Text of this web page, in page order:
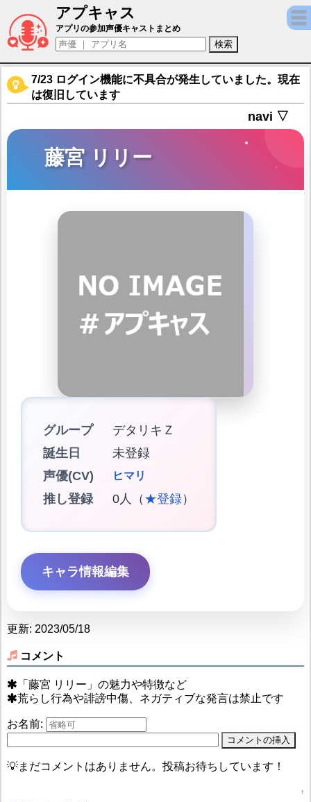
アプキャス
藤宮 リリー（声優：ヒマリ)【デタリキZ
アプリの参加声優キャストまとめ
7/23 ログイン機能に不具合が発生していました。現在
は復旧しています
navi ▽
藤宮 リリー
グループ
デタリキＺ
誕生日
未登録
声優(CV)
ヒマリ
推し登録 0人（ ★登録）
キャラ情報編集
更新: 2023/05/18
コメント
「藤宮 リリー」の魅力や特徴など
荒らし行為や誹謗中傷、ネガティブな発言は禁止です
お名前:
💡まだコメントはありません。投稿お待ちしています！
↑